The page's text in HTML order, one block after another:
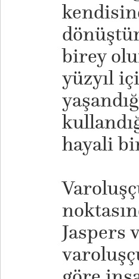
birey
yüzyıl
hayali
Jaspers